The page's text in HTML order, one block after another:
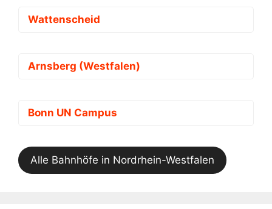
Wattenscheid
Arnsberg (Westfalen)
Bonn UN Campus
Alle Bahnhöfe in Nordrhein-Westfalen